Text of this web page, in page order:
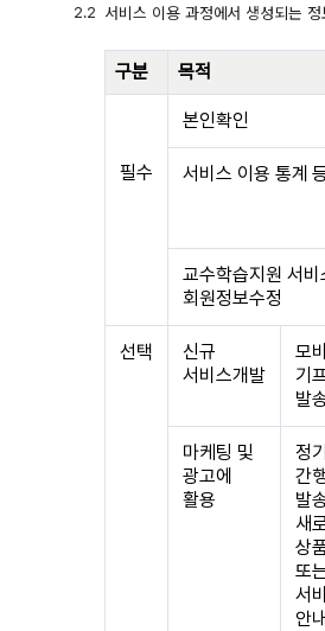
서비스 이용 과정에서 생성되는 정
구분 목적
본인확인
필수 서비스 이용 통계
교수학습지원 서비
회원정보수정
선택
신규
서비스개발
모
기
발
마케팅 및
광고에
활용
정기
간
발
새
상
또
서
안내